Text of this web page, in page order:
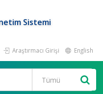
Sistemi
Araştırmacı Girişi English